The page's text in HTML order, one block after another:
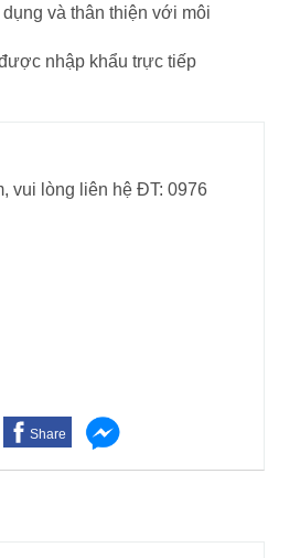
và thân thiện với môi
nhập khẩu trực tiếp
vui lòng liên hệ ĐT: 0976
Share